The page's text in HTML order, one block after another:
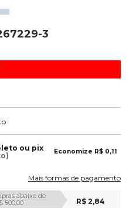
3
ou pix
Economize R$ 0,11
Mais formas de pagamento
abaixo de
500,00
R$ 2,84